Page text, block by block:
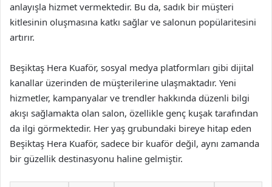
anlayışla hizmet vermektedir. Bu da, sadık bir müşteri
kitlesinin oluşmasına katkı sağlar ve salonun popülaritesini
artırır.
Beşiktaş Hera Kuaför, sosyal medya platformları gibi dijital
kanallar üzerinden de müşterilerine ulaşmaktadır. Yeni
hizmetler, kampanyalar ve trendler hakkında düzenli bilgi
akışı sağlamakta olan salon, özellikle genç kuşak tarafından
da ilgi görmektedir. Her yaş grubundaki bireye hitap eden
Beşiktaş Hera Kuaför, sadece bir kuaför değil, aynı zamanda
bir güzellik destinasyonu haline gelmiştir.